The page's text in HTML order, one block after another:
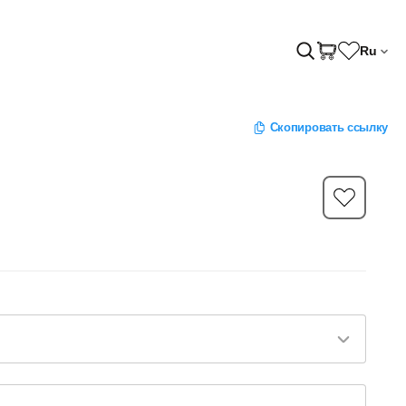
Ru
Скопировать ссылку